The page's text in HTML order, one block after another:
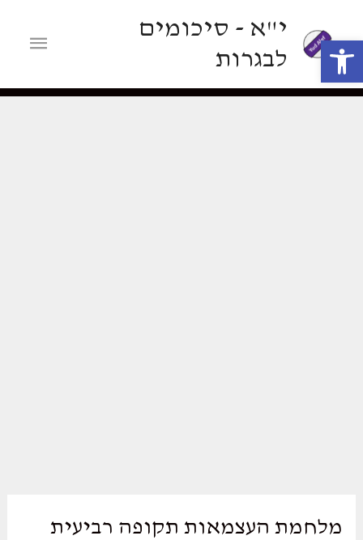
י"א - סיכומים
לבגרות
מלחמת העצמאות תקופה רביעית
פתח סרגל נגישות